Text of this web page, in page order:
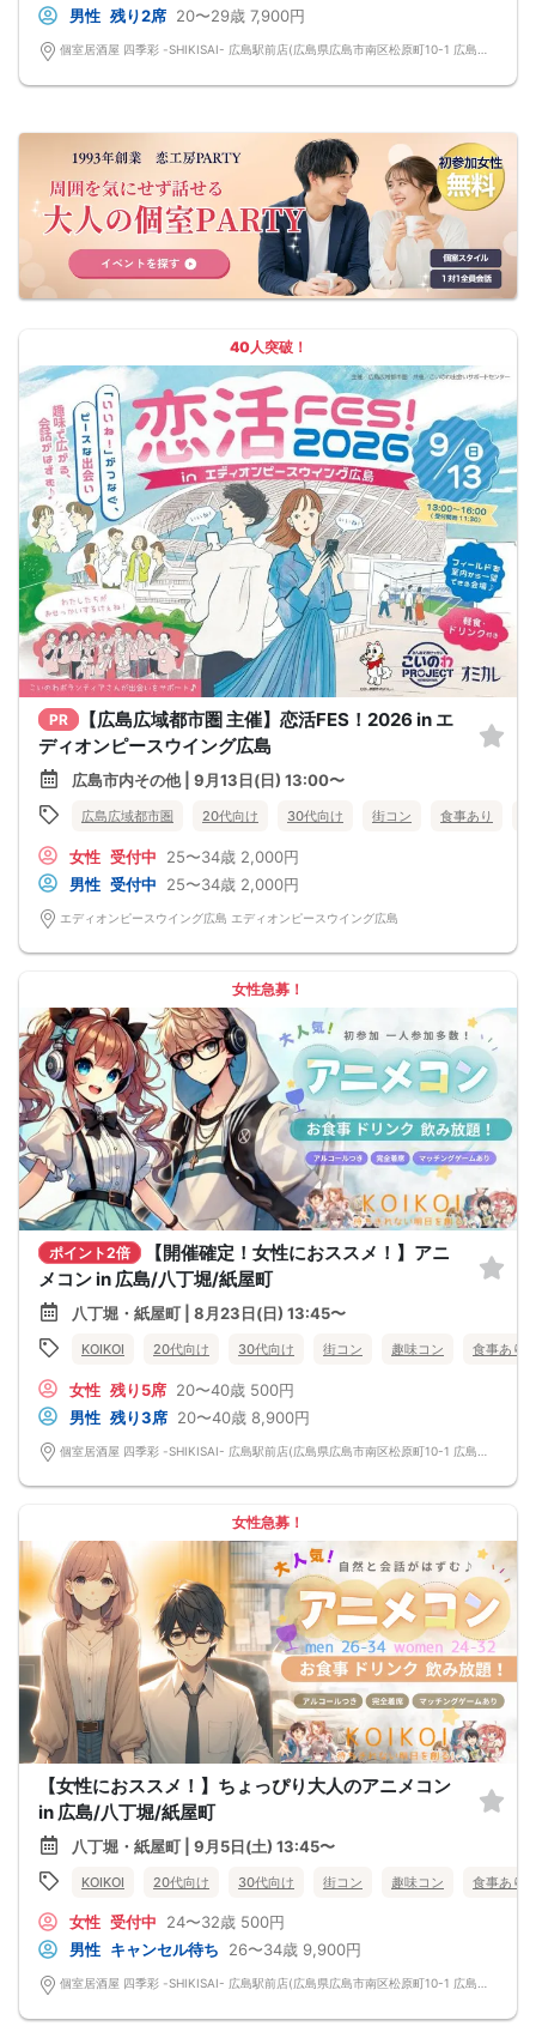
男性 残り2席 20〜29歳 7,900円
40人突破！
PR
【広島広域都市圏 主催】恋活FES！2026 in エ
ディオンピースウイング広島
広島市内その他 | 9月13日(日) 13:00〜
広島広域都市圏 20代向け 30代向け 街コン 食事あり
女性 受付中 25〜34歳 2,000円
男性 受付中 25〜34歳 2,000円
エディオンピースウイング広島 エディオンピースウイング広島
女性急募！
ポイント2倍
【開催確定！女性におススメ！】アニ
メコン in 広島/八丁堀/紙屋町
八丁堀・紙屋町 | 8月23日(日) 13:45〜
KOIKOI 20代向け 30代向け 街コン 趣味コン 食事あり
女性 残り5席 20〜40歳 500円
男性 残り3席 20〜40歳 8,900円
女性急募！
【女性におススメ！】ちょっぴり大人のアニメコン
in 広島/八丁堀/紙屋町
八丁堀・紙屋町 | 9月5日(土) 13:45〜
KOIKOI 20代向け 30代向け 街コン 趣味コン 食事あり
女性 受付中 24〜32歳 500円
男性 キャンセル待ち 26〜34歳 9,900円